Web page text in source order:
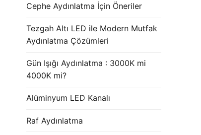
Cephe Aydınlatma İçin Öneriler
Tezgah Altı LED ile Modern Mutfak
Aydınlatma Çözümleri
Gün Işığı Aydınlatma : 3000K mi
4000K mi?
Alüminyum LED Kanalı
Raf Aydınlatma